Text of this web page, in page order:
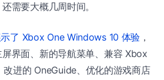
需要大概几周时间。
了 Xbox One Windows 10 体验 ，
界面、新的导航菜单、兼容 Xbox
进的 OneGuide、优化的游戏商店